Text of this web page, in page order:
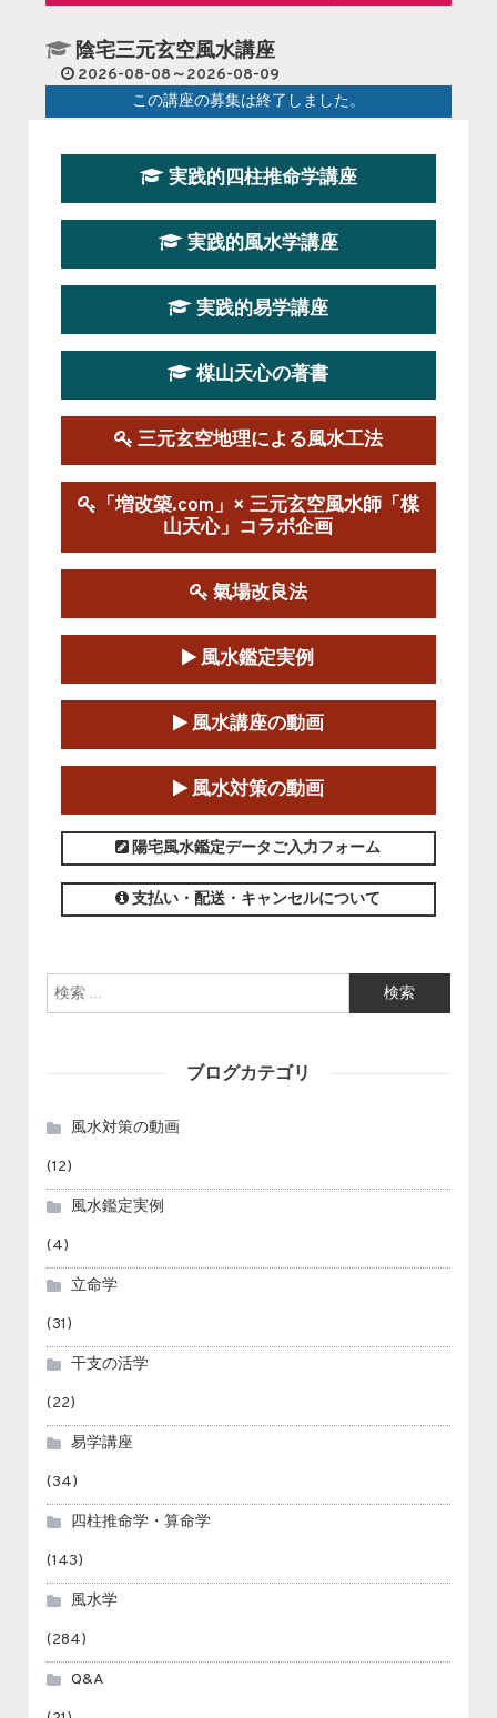
陰宅三元玄空風水講座
2026-08-08～2026-08-09
この講座の募集は終了しました。
第１９期立命塾『実践的易学講座』
2026-08-22～2026-10-25
第19期立命塾実践的四柱推命学講座
2026-03-20～2026-07-19
第１９期立命塾実践的風水学講座
この講座の募集は終了しました。
陰宅三元玄空風水講座
2025-06-07～2025-06-08
この講座の募集は終了しました。
第１８期立命塾『実践的易学講座』
2025-06-21～2025-08-24
この講座の募集は終了しました。
第１８期立命塾「実践的四柱立命学（四
柱推命学）講座」
2025-01-11～2025-05-11
この講座の募集は終了しました。
実践的四柱推命学講座
実践的風水学講座
実践的易学講座
楳山天心の著書
三元玄空地理による風水工法
「増改築.com」× 三元玄空風水師「楳
山天心」コラボ企画
氣場改良法
風水鑑定実例
風水講座の動画
風水対策の動画
陽宅風水鑑定データご入力フォーム
支払い・配送・キャンセルについて
検索:
ブログカテゴリ
風水対策の動画
(12)
風水鑑定実例
(4)
立命学
(31)
干支の活学
(22)
易学講座
(34)
四柱推命学・算命学
(143)
風水学
(284)
Q&A